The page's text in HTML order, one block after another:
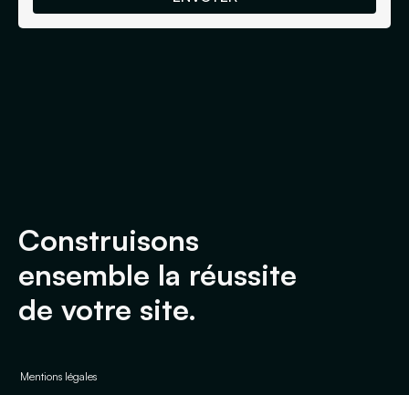
Construisons
ensemble la réussite
de votre site.
Mentions légales